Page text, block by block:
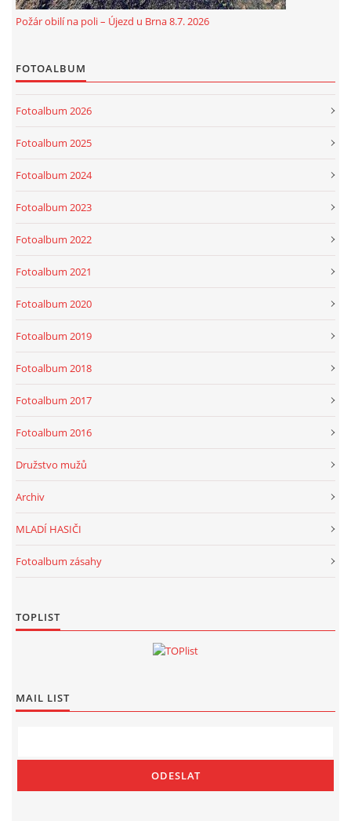
Požár obilí na poli – Újezd u Brna 8.7. 2026
FOTOALBUM
Fotoalbum 2026
Fotoalbum 2025
Fotoalbum 2024
Fotoalbum 2023
Fotoalbum 2022
Fotoalbum 2021
Fotoalbum 2020
Fotoalbum 2019
Fotoalbum 2018
Fotoalbum 2017
Fotoalbum 2016
Družstvo mužů
Archiv
MLADÍ HASIČI
Fotoalbum zásahy
TOPLIST
MAIL LIST